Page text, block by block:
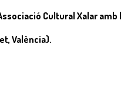
Cultural Xalar
València).